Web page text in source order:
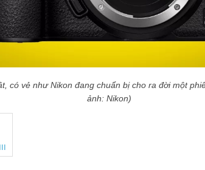
có vẻ như Nikon đang chuẩn bị cho ra đời một
ảnh: Nikon)